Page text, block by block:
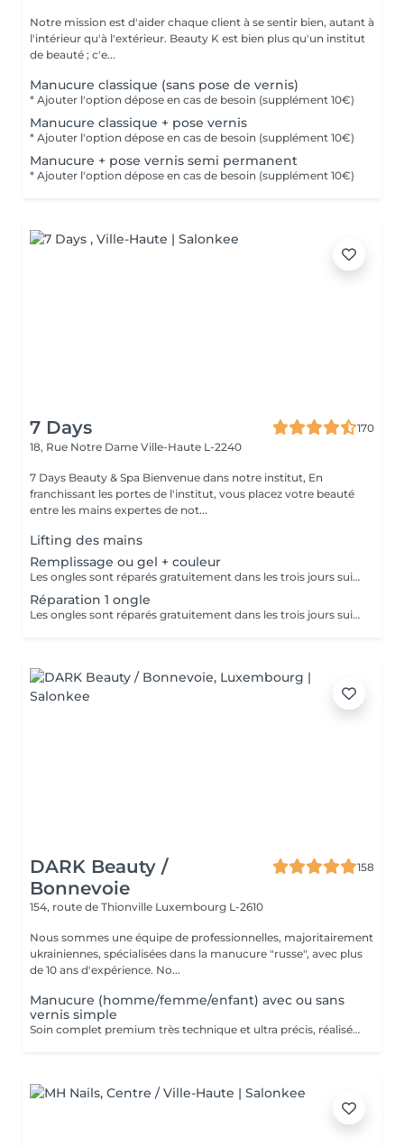
Notre mission est d'aider chaque client à se sentir bien, autant à
l'intérieur qu'à l'extérieur. Beauty K est bien plus qu'un institut
de beauté ; c'e...
Manucure classique (sans pose de vernis)
* Ajouter l'option dépose en cas de besoin (supplément 10€)
Manucure classique + pose vernis
* Ajouter l'option dépose en cas de besoin (supplément 10€)
Manucure + pose vernis semi permanent
* Ajouter l'option dépose en cas de besoin (supplément 10€)
7 Days
170
18, Rue Notre Dame Ville-Haute L-2240
7 Days Beauty & Spa Bienvenue dans notre institut, En
franchissant les portes de l'institut, vous placez votre beauté
entre les mains expertes de not...
Lifting des mains
Remplissage ou gel + couleur
Les ongles sont réparés gratuitement dans les trois jours suivant le service ! A partir du quatrième jour la prestation est payante.
Réparation 1 ongle
Les ongles sont réparés gratuitement dans les trois jours suivant le service ! A partir du quatrième jour la prestation est payante.
DARK Beauty /
Bonnevoie
158
154, route de Thionville Luxembourg L-2610
Nous sommes une équipe de professionnelles, majoritairement
ukrainiennes, spécialisées dans la manucure "russe", avec plus
de 10 ans d'expérience. No...
Manucure (homme/femme/enfant) avec ou sans
vernis simple
Soin complet premium très technique et ultra précis, réalisé principalement à la ponceuse afin d'obtenir un contour d'ongle parfaitement net et une application du vernis au plus près, voire légèrement sous la cuticule. Cette technique permet de retarder visuellement la repousse d'environ 10 jours. Résultat visuel : -Ongles extrêmement soignés, contours nets, forme impeccable -Effet Instagram / photo studio : propre, précis, sans petites peaux apparentes Contenu de la prestation : -Dépose de l'ancien vernis semi-permanent et/ou gel (si besoin, choisissez dans cet écran svp cette option de réservation) -Préparation très minutieuse de la plaque de l'ongle -Elimination des peaux mortes -Façonner et limer les ongles -Traitement délicat des cuticules -Application d'un vernis simple transparent (si vous le souhaitez) OU application de votre propre vernis simple (si besoin, choisissez dans cet écran svp cette option de réservation) -Application d'huile pour cuticules et de crème pour les mains